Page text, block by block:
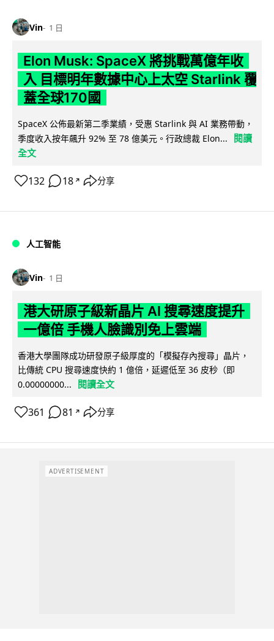
Vin 1 日
Elon Musk: SpaceX 將挑戰萬億年收
入 目標明年數據中心上太空 Starlink 覆
蓋全球170國
SpaceX 公佈最新第二季業績，受惠 Starlink 與 AI 業務帶動，
季度收入按年飆升 92% 至 78 億美元。行政總裁 Elon...
閱讀
全文
132 18 ↗ 分享
人工智能
Vin 1 日
港大研原子級新晶片 AI 搜尋速度提升
一億倍 手機人臉識別免上雲端
香港大學團隊成功研發原子級厚度的「模擬存內搜尋」晶片，
比傳統 CPU 搜尋速度快約 1 億倍，延遲低至 36 皮秒（即
0.00000000...
閱讀全文
361 81 ↗ 分享
ADVERTISEMENT